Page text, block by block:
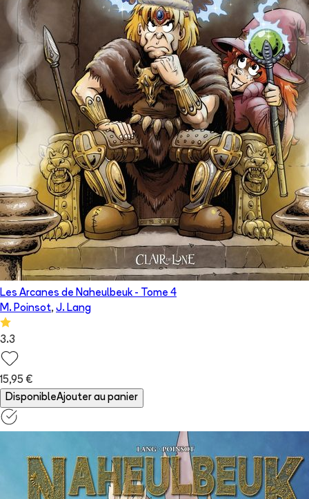
Les Arcanes de Naheulbeuk - Tome 4
M. Poinsot, J. Lang
3.3
15,95 €
DisponibleAjouter au panier